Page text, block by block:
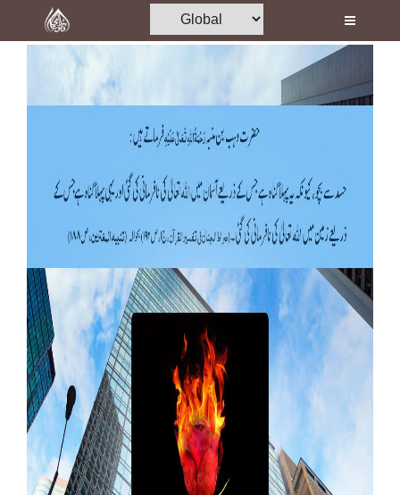
Home
Madani Channel
Volunteer Portal
Donation
Blog
Magazine
Departments
Our Websites
More